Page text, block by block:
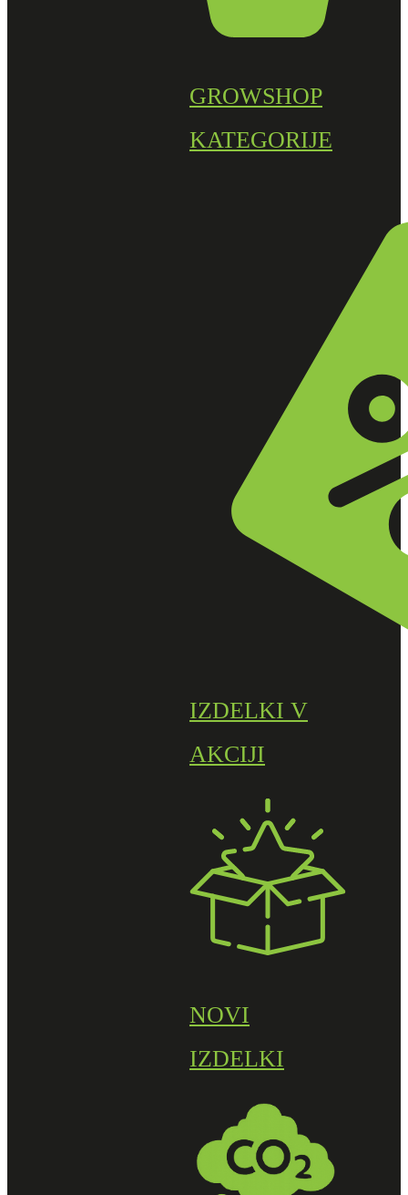
GROWSHOP
KATEGORIJE
IZDELKI V
AKCIJI
NOVI
IZDELKI